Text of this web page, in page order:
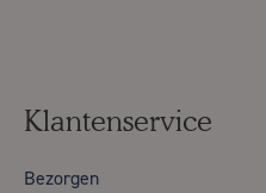
Klantenservice
Bezorgen